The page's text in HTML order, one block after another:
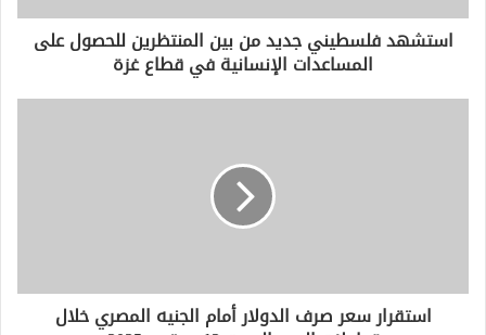
ر
استشهد فلسطيني جديد من بين المنتظرين للحصول على
المساعدات الإنسانية في قطاع غزة
استقرار سعر صرف الدولار أمام الجنيه المصري خلال